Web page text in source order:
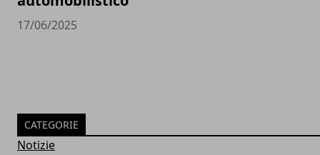
17/06/2025
CATEGORIE
Notizie